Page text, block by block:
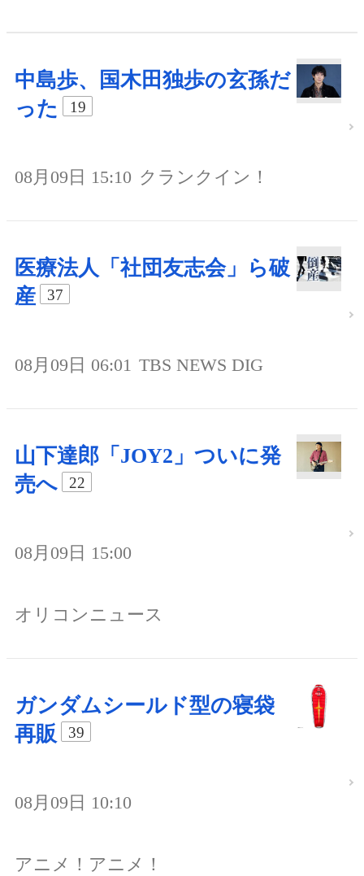
中島歩、国木田独歩の玄孫だ
った
19
08月09日 15:10 クランクイン！
医療法人「社団友志会」ら破
産
37
08月09日 06:01 TBS NEWS DIG
山下達郎「JOY2」ついに発
売へ
22
08月09日 15:00
オリコンニュース
ガンダムシールド型の寝袋
再販
39
08月09日 10:10
アニメ！アニメ！